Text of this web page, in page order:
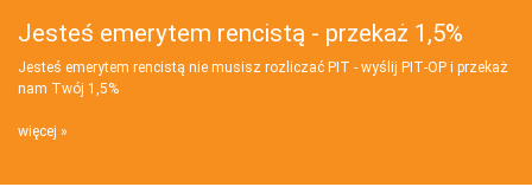
Jesteś emerytem rencistą - przekaż 1,5%
Jesteś emerytem rencistą nie musisz rozliczać PIT - wyślij PIT‑OP i przekaż
nam Twój 1,5%
więcej